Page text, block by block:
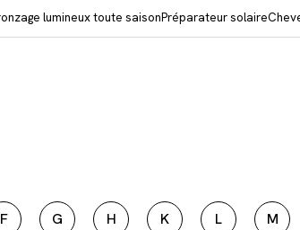
lumineux toute saisonPréparateur solaire
F G H K L M